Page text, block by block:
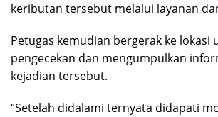
keributan tersebut melalui layanan
Petugas kemudian bergerak ke lokasi
pengecekan dan mengumpulkan
kejadian tersebut.
“Setelah didalami ternyata didapati